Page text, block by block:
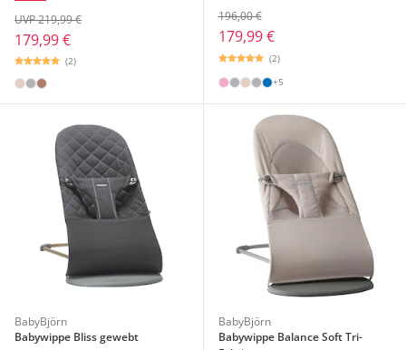
179,99 €
UVP 219,99 €
(2)
196,00 €
179,99 €
(2)
+5
BabyBjörn
Babywippe Bliss gewebt
BabyBjörn
Babywippe Balance Soft Tri-